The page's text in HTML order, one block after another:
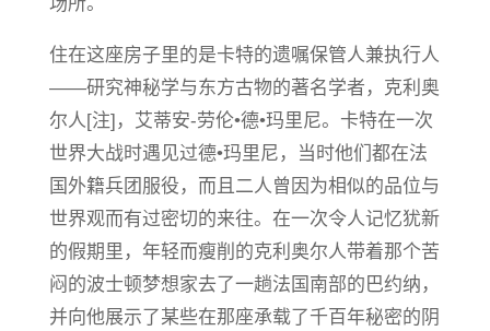
场所。
住在这座房子里的是卡特的遗嘱保管人兼执行人
——研究神秘学与东方古物的著名学者，克利奥
尔人[注]，艾蒂安-劳伦•德•玛里尼。卡特在一次
世界大战时遇见过德•玛里尼，当时他们都在法
国外籍兵团服役，而且二人曾因为相似的品位与
世界观而有过密切的来往。在一次令人记忆犹新
的假期里，年轻而瘦削的克利奥尔人带着那个苦
闷的波士顿梦想家去了一趟法国南部的巴约纳，
并向他展示了某些在那座承载了千百年秘密的阴